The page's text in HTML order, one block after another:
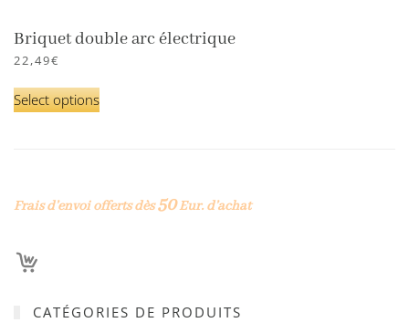
Briquet double arc électrique
22,49€
Select options
Frais d’envoi offerts dès50Eur. d’achat
CATÉGORIES DE PRODUITS